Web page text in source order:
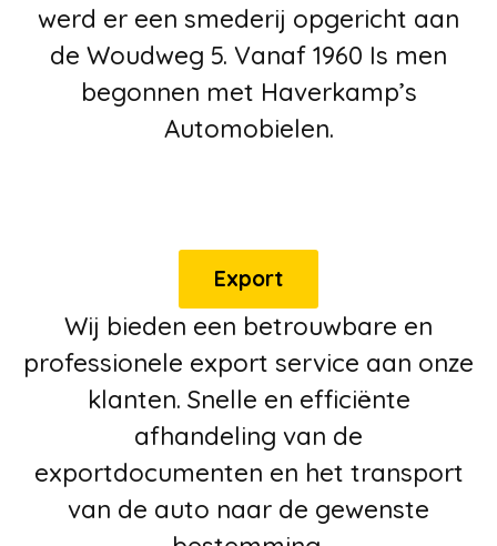
werd er een smederij opgericht aan
de Woudweg 5. Vanaf 1960 Is men
begonnen met Haverkamp’s
Automobielen.
Export
Wij bieden een betrouwbare en
professionele export service aan onze
klanten. Snelle en efficiënte
afhandeling van de
exportdocumenten en het transport
van de auto naar de gewenste